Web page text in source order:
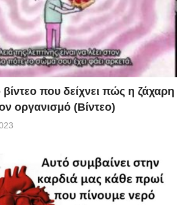
που δείχνει πώς η ζάχαρη
οργανισμό (Βίντεο)